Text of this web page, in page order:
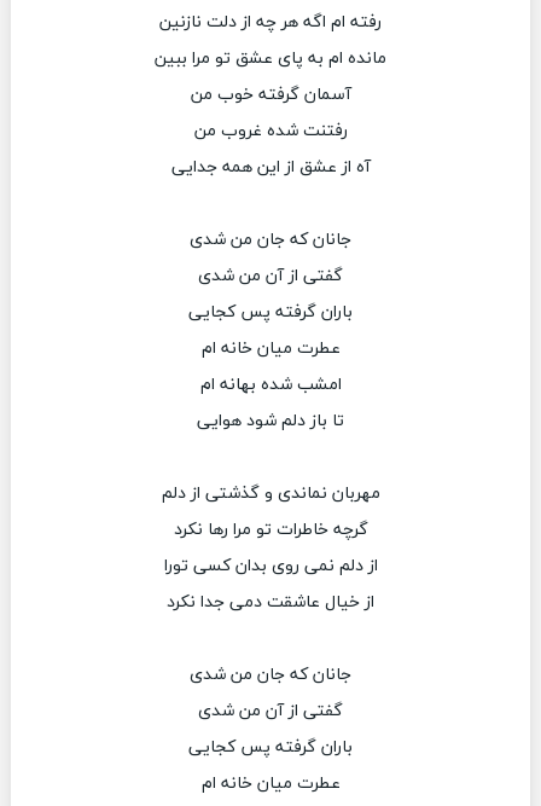
رفته ام اگه هر چه از دلت نازنین
مانده ام به پای عشق تو مرا ببین
آسمان گرفته خوب من
رفتنت شده غروب من
آه از عشق از این همه جدایی
جانان که جان من شدی
گفتی از آن من شدی
باران گرفته پس کجایی
عطرت میان خانه ام
امشب شده بهانه ام
تا باز دلم شود هوایی
مهربان نماندی و گذشتی از دلم
گرچه خاطرات تو مرا رها نکرد
از دلم نمی روی بدان کسی تورا
از خیال عاشقت دمی جدا نکرد
جانان که جان من شدی
گفتی از آن من شدی
باران گرفته پس کجایی
عطرت میان خانه ام